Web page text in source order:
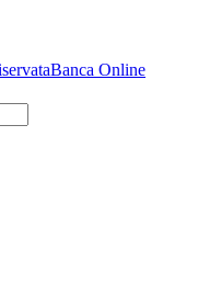
Banca Online